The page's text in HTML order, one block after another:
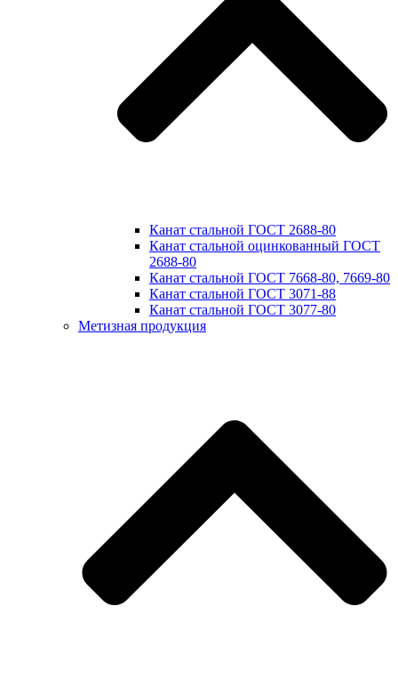
Канат стальной ГОСТ 2688-80
Канат стальной оцинкованный ГОСТ
2688-80
Канат стальной ГОСТ 7668-80, 7669-80
Канат стальной ГОСТ 3071-88
Канат стальной ГОСТ 3077-80
Метизная продукция